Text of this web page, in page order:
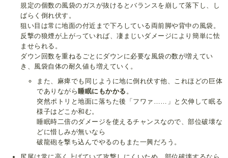
規定の個数の風袋のガスが抜けるとバランスを崩して落下し、し
ばらく倒れ伏す。
狙い目は常に地面の付近まで下ろしている両前脚や背中の風袋。
反撃の狼煙が上がっていれば、凄まじいダメージにより簡単に怯
ませられる。
ダウン回数を重ねるごとにダウンに必要な風袋の数が増えてい
き、風袋自体の耐久値も増えていく。
また、麻痺でも同じように地に倒れ伏す他、これほどの巨体
でありながら 睡眠にもかかる 。
突然ポトリと地面に落ちた後「フワァ……」と欠伸して眠る
様子はどこか和む。
睡眠時二倍のダメージを使えるチャンスなので、部位破壊な
どに惜しみが無いなら
破龍砲を撃ち込んでやるのもまた一興だろう。